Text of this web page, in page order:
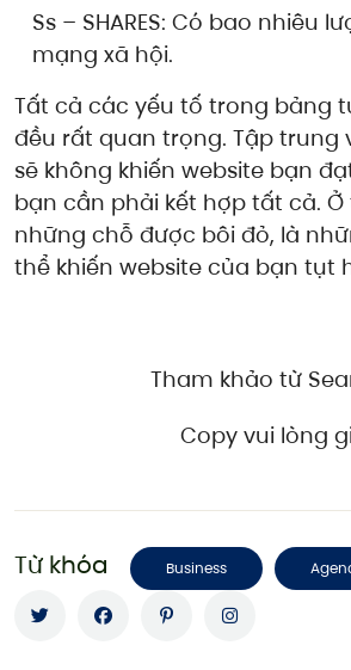
Ss – SHARES: Có bao nhiêu
mạng xã hội.
Tất cả các yếu tố trong bảng
đều rất quan trọng. Tập trung
sẽ không khiến website bạn
bạn cần phải kết hợp tất cả.
những chỗ được bôi đỏ, là
thể khiến website của bạn tụt
Tham khảo từ
Copy vui lòng
Từ khóa Business